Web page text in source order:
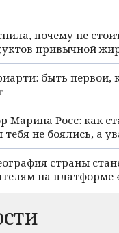
почему не
привычной
быть первой,
Марина Росс: как
не боялись, а
страны
на платформе